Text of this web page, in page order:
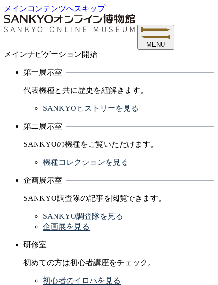
メインコンテンツへスキップ
MENU
メインナビゲーション開始
第一展示室
代表機種と共に歴史を紐解きます。
SANKYOヒストリーを見る
第二展示室
SANKYOの機種をご覧いただけます。
機種コレクションを見る
企画展示室
SANKYO調査隊の記事を閲覧できます。
SANKYO調査隊を見る
企画展を見る
研修室
初めての方は初心者講座をチェック。
初心者のイロハを見る